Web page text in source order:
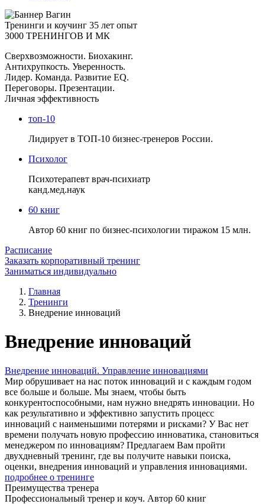
Тренинги и коучинг 35 лет опыт
3000 ТРЕНИНГОВ И МК
Сверхвозможности. Биохакинг.
Антихрупкость. Уверенность.
Лидер. Команда. Развитие EQ.
Переговоры. Презентации.
Личная эффективность
топ-10
Лидирует в ТОП-10 бизнес-тренеров России.
Психолог
Психотерапевт врач-психиатр
канд.мед.наук
60 книг
Автор 60 книг по бизнес-психологии тиражом 15 млн.
Расписание
Заказать корпоративный тренинг
Заниматься индивидуально
Главная
Тренинги
Внедрение инноваций
Внедрение инноваций
Внедрение инноваций. Управление инновациями
Мир обрушивает на нас поток инноваций и с каждым годом
все больше и больше. Мы знаем, чтобы быть
конкурентоспособными, нам нужно внедрять инновации. Но
как результативно и эффективно запустить процесс
инноваций с наименьшими потерями и рисками? У Вас нет
времени получать новую профессию инноватика, становиться
менеджером по инновациям? Предлагаем Вам пройти
двухдневный тренинг, где вы получите навыки поиска,
оценки, внедрения инноваций и управления инновациями.
подробнее о тренинге
Преимущества тренера
Профессиональный тренер и коуч. Автор 60 книг